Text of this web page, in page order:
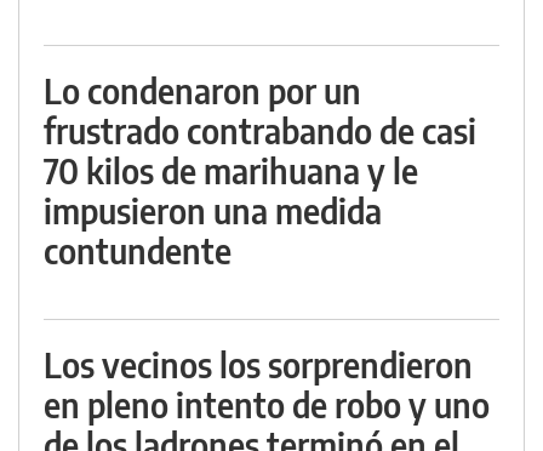
Lo condenaron por un
frustrado contrabando de casi
70 kilos de marihuana y le
impusieron una medida
contundente
Los vecinos los sorprendieron
en pleno intento de robo y uno